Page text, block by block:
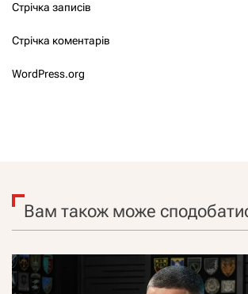
Стрічка записів
Стрічка коментарів
WordPress.org
Вам також може